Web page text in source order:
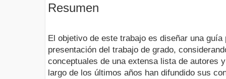
Resumen
El objetivo de este trabajo es diseñar una guía
presentación del trabajo de grado,
conceptuales de una extensa lista de autores
largo de los últimos años han difundido sus